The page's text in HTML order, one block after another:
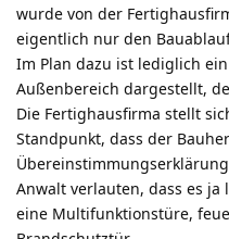
wurde von der
eigentlich nur den
Im Plan dazu ist lediglich
Außenbereich dargestellt,
Die Fertighausfirma stellt
Standpunkt, dass der
Anwalt verlauten, dass es
eine Multifunktionstüre,